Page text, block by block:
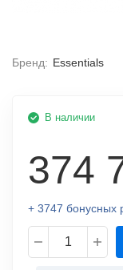
Бренд: Essentials
В наличии
374
+ 3747 бонусных